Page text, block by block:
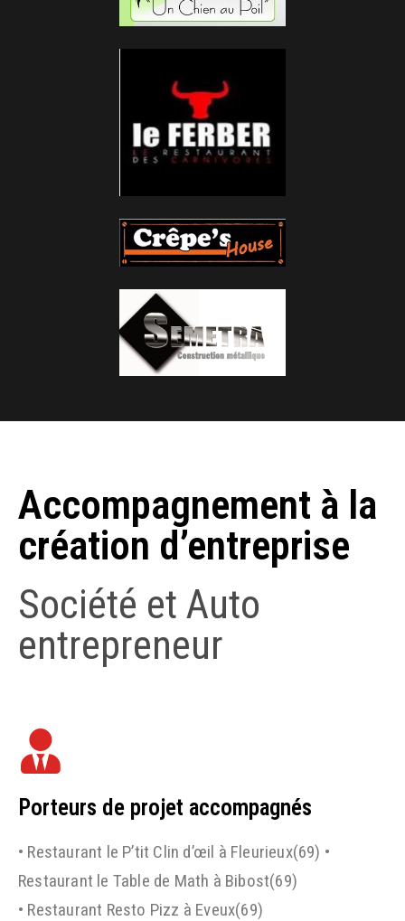
Accompagnement à la
création d’entreprise
Société et Auto
entrepreneur
Porteurs de projet accompagnés
• Restaurant le P’tit Clin d’œil à Fleurieux(69) •
Restaurant le Table de Math à Bibost(69)
• Restaurant Resto Pizz à Eveux(69)